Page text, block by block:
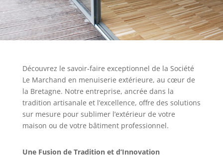
Découvrez le savoir-faire exceptionnel de la Société
Le Marchand en menuiserie extérieure, au cœur de
la Bretagne. Notre entreprise, ancrée dans la
tradition artisanale et l’excellence, offre des solutions
sur mesure pour sublimer l’extérieur de votre
maison ou de votre bâtiment professionnel.
Une Fusion de Tradition et d’Innovation